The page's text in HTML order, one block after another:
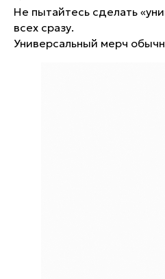
Не пытайтесь сделать
всех сразу.
Универсальный мерч